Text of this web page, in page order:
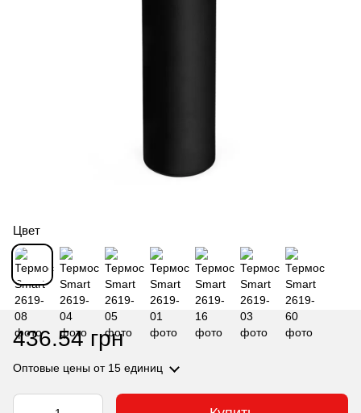
Цвет
436.54 грн
Оптовые цены от 15 единиц